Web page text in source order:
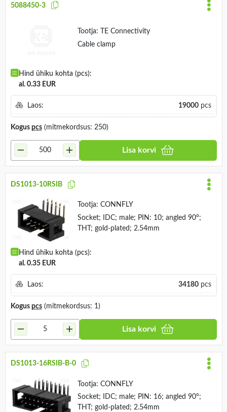
5088450-3
Tootja:
TE Connectivity
Cable clamp
Hind ühiku kohta (pcs):
al. 0.33 EUR
Laos: 19000pcs
Kogus pcs(mitmekordsus: 250)
Lisa korvi
DS1013-10RSIB
Tootja: CONNFLY
Socket; IDC; male; PIN: 10; angled 90°;
THT; gold-plated; 2.54mm
Hind ühiku kohta (pcs):
al. 0.35 EUR
Laos: 34180pcs
Kogus pcs(mitmekordsus: 1)
Lisa korvi
DS1013-16RSIB-B-0
Tootja: CONNFLY
Socket; IDC; male; PIN: 16; angled 90°;
THT; gold-plated; 2.54mm